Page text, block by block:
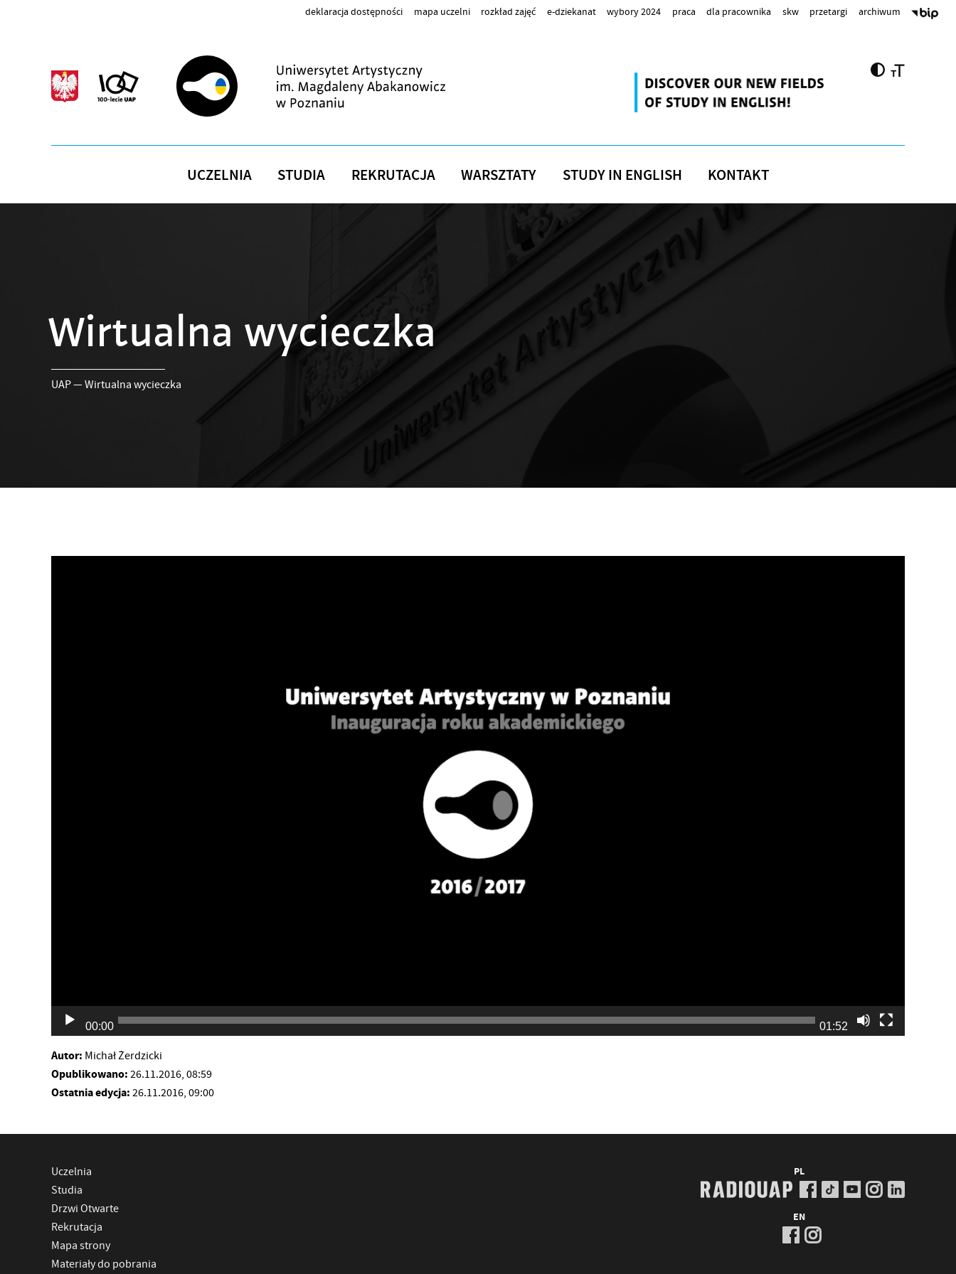
deklaracja dostępności mapa uczelni rozkład zajęć e-dziekanat wybory 2024 praca dla pracownika skw przetargi archiwum
UCZELNIA STUDIA REKRUTACJA WARSZTATY STUDY IN ENGLISH KONTAKT
Wirtualna wycieczka
UAP—Wirtualna wycieczka
00:00 01:52
Autor: Michał Żerdzicki
Opublikowano: 26.11.2016, 08:59
Ostatnia edycja: 26.11.2016, 09:00
Uczelnia
Studia
Drzwi Otwarte
Rekrutacja
Mapa strony
Materiały do pobrania
PL
EN